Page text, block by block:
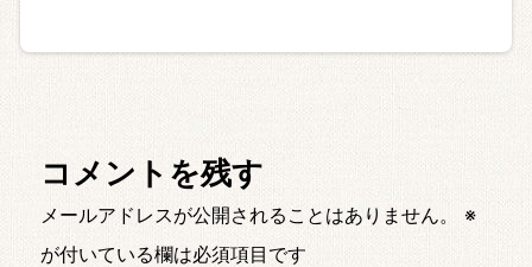
コメントを残す
メールアドレスが公開されることはありません。
※
が付いている欄は必須項目です